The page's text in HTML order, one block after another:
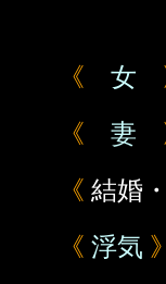
《 女
《 妻
《 結婚
《 浮気 》